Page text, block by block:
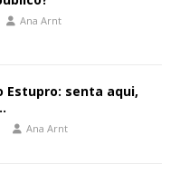
Ana Arnt
Estupro: senta aqui,
Ana Arnt